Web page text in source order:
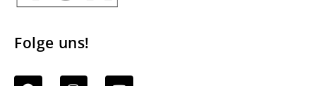
Folge uns!